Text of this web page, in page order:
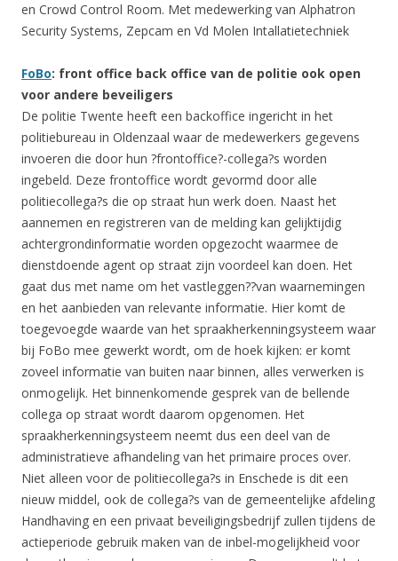
en Crowd Control Room. Met medewerking van Alphatron
Security Systems, Zepcam en Vd Molen Intallatietechniek
FoBo: front office back office van de politie ook open
voor andere beveiligers
De politie Twente heeft een backoffice ingericht in het
politiebureau in Oldenzaal waar de medewerkers gegevens
invoeren die door hun ?frontoffice?-collega?s worden
ingebeld. Deze frontoffice wordt gevormd door alle
politiecollega?s die op straat hun werk doen. Naast het
aannemen en registreren van de melding kan gelijktijdig
achtergrondinformatie worden opgezocht waarmee de
dienstdoende agent op straat zijn voordeel kan doen. Het
gaat dus met name om het vastleggen??van waarnemingen
en het aanbieden van relevante informatie. Hier komt de
toegevoegde waarde van het spraakherkenningsysteem waar
bij FoBo mee gewerkt wordt, om de hoek kijken: er komt
zoveel informatie van buiten naar binnen, alles verwerken is
onmogelijk. Het binnenkomende gesprek van de bellende
collega op straat wordt daarom opgenomen. Het
spraakherkenningsysteem neemt dus een deel van de
administratieve afhandeling van het primaire proces over.
Niet alleen voor de politiecollega?s in Enschede is dit een
nieuw middel, ook de collega?s van de gemeentelijke afdeling
Handhaving en een privaat beveiligingsbedrijf zullen tijdens de
actieperiode gebruik maken van de inbel-mogelijkheid voor